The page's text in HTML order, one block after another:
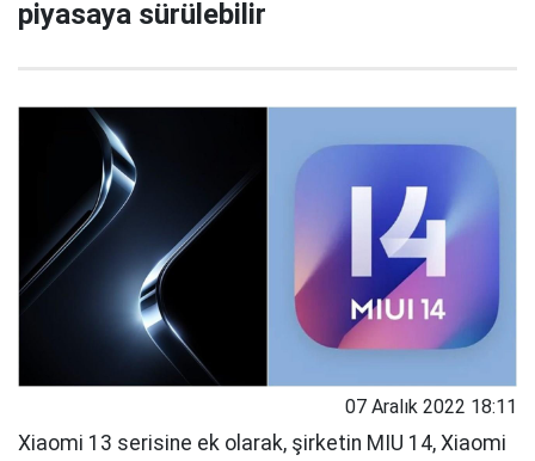
piyasaya sürülebilir
07 Aralık 2022 18:11
Xiaomi 13 serisine ek olarak, şirketin MIU 14, Xiaomi